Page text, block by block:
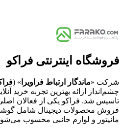
فروشگاه اینترنتی فراکو
شرکت «ماندگار ارتباط فراویرا » (
چشم‌انداز ارائه بهترین تجربه خرید
تاسیس شد. فراکو یکی از فعالان
فروش محصولات دیجیتال شامل
مانیتور و لوازم جانبی محسوب